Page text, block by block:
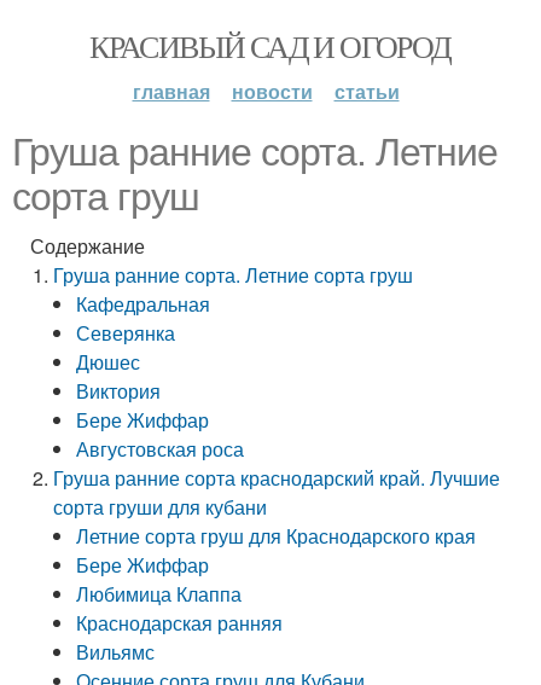
КРАСИВЫЙ САД И ОГОРОД
главная новости статьи
Груша ранние сорта. Летние
сорта груш
Содержание
Груша ранние сорта. Летние сорта груш
Кафедральная
Северянка
Дюшес
Виктория
Бере Жиффар
Августовская роса
Груша ранние сорта краснодарский край. Лучшие
сорта груши для кубани
Летние сорта груш для Краснодарского края
Бере Жиффар
Любимица Клаппа
Краснодарская ранняя
Вильямс